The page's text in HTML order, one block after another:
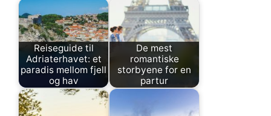
Reiseguide til
Adriaterhavet: et
paradis mellom fjell
og hav
De mest
romantiske
storbyene for en
partur